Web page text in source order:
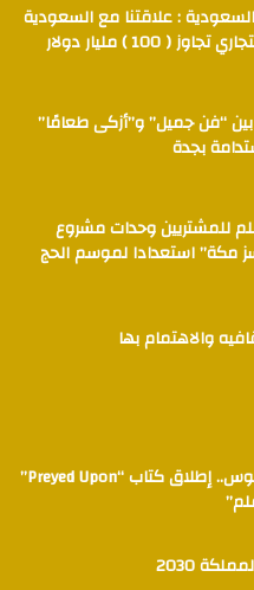
: علاقتنا مع السعودية
( 100 ) مليار دولار
“فن جميل” و”أزكى طعامًا”
بجدة
للمشتريين وحدات مشروع
مكة” استعدادا لموسم الحج
والاهتمام بها
مدينة لوس أنجلوس.. إطلاق كتاب “Preyed Upon”
2030